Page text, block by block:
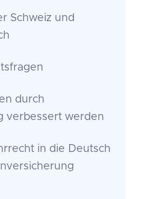
Schweiz und
durch
verbessert werden
in die Deutsch